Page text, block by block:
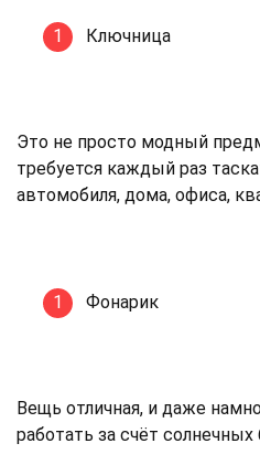
Ключница
Это не просто модный
требуется каждый раз
автомобиля, дома, офиса,
Фонарик
Вещь отличная, и даже
работать за счёт солнечных